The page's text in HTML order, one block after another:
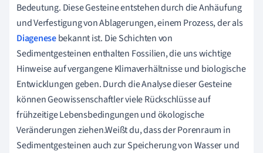
Bedeutung. Diese Gesteine entstehen durch die Anhäufung
und Verfestigung von Ablagerungen, einem Prozess, der als
Diagenesebekannt ist. Die Schichten von
Sedimentgesteinen enthalten Fossilien, die uns wichtige
Hinweise auf vergangene Klimaverhältnisse und biologische
Entwicklungen geben. Durch die Analyse dieser Gesteine
können Geowissenschaftler viele Rückschlüsse auf
frühzeitige Lebensbedingungen und ökologische
Veränderungen ziehen.Weißt du, dass der Porenraum in
Sedimentgesteinen auch zur Speicherung von Wasser und